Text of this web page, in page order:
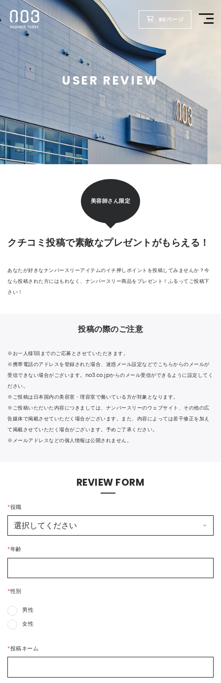
ECページ
USER REVIEW
美容師さん限定
クチコミ投稿で素敵なプレゼントがもらえる！
あなたが好きなナンバースリーアイテムのイチ押しポイントを投稿してみませんか？今
なら投稿された方にはもれなく、ナンバースリー商品をプレゼント！ふるってご投稿下
さい！
投稿の際のご注意
※お一人様1回までのご応募とさせていただきます。
※携帯電話のアドレスを登録された場合、迷惑メール設定などでこちらからのメールが
受信できない場合がございます。no3.co.jpからのメール受信ができるように設定してく
ださい。
※ご投稿は日本国内の美容室・理容室で働いている方が対象となります。
※ご投稿いただいた内容につきましては、ナンバースリーのウェブサイト、その他の広
告媒体で掲載させていただく場合がございます。また、内容によっては若干修正を加え
て掲載させていただく場合がございます。予めご了承ください。
※メールアドレスなどの個人情報は公開されません。
REVIEW FORM
*役職
*年齢
*性別
男性
女性
*投稿ネーム
TOP
PRODUCTS
WELLBEING REPORT
FOR SALON
RECRUIT
CONTACT